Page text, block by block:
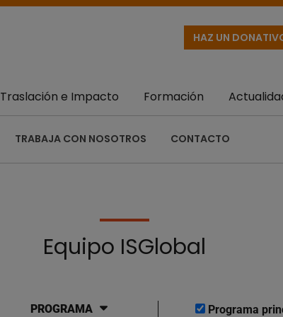
HAZ UN
TRABAJA CON NOSOTROS CONTACTO
Traslación e Impacto Formación
Equipo ISGlobal
PROGRAMA Programa